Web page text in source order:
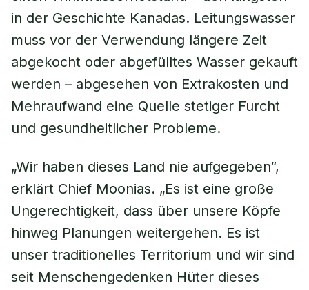
in der Geschichte Kanadas. Leitungswasser
muss vor der Verwendung längere Zeit
abgekocht oder abgefülltes Wasser gekauft
werden – abgesehen von Extrakosten und
Mehraufwand eine Quelle stetiger Furcht
und gesundheitlicher Probleme.
„Wir haben dieses Land nie aufgegeben“,
erklärt Chief Moonias. „Es ist eine große
Ungerechtigkeit, dass über unsere Köpfe
hinweg Planungen weitergehen. Es ist
unser traditionelles Territorium und wir sind
seit Menschengedenken Hüter dieses